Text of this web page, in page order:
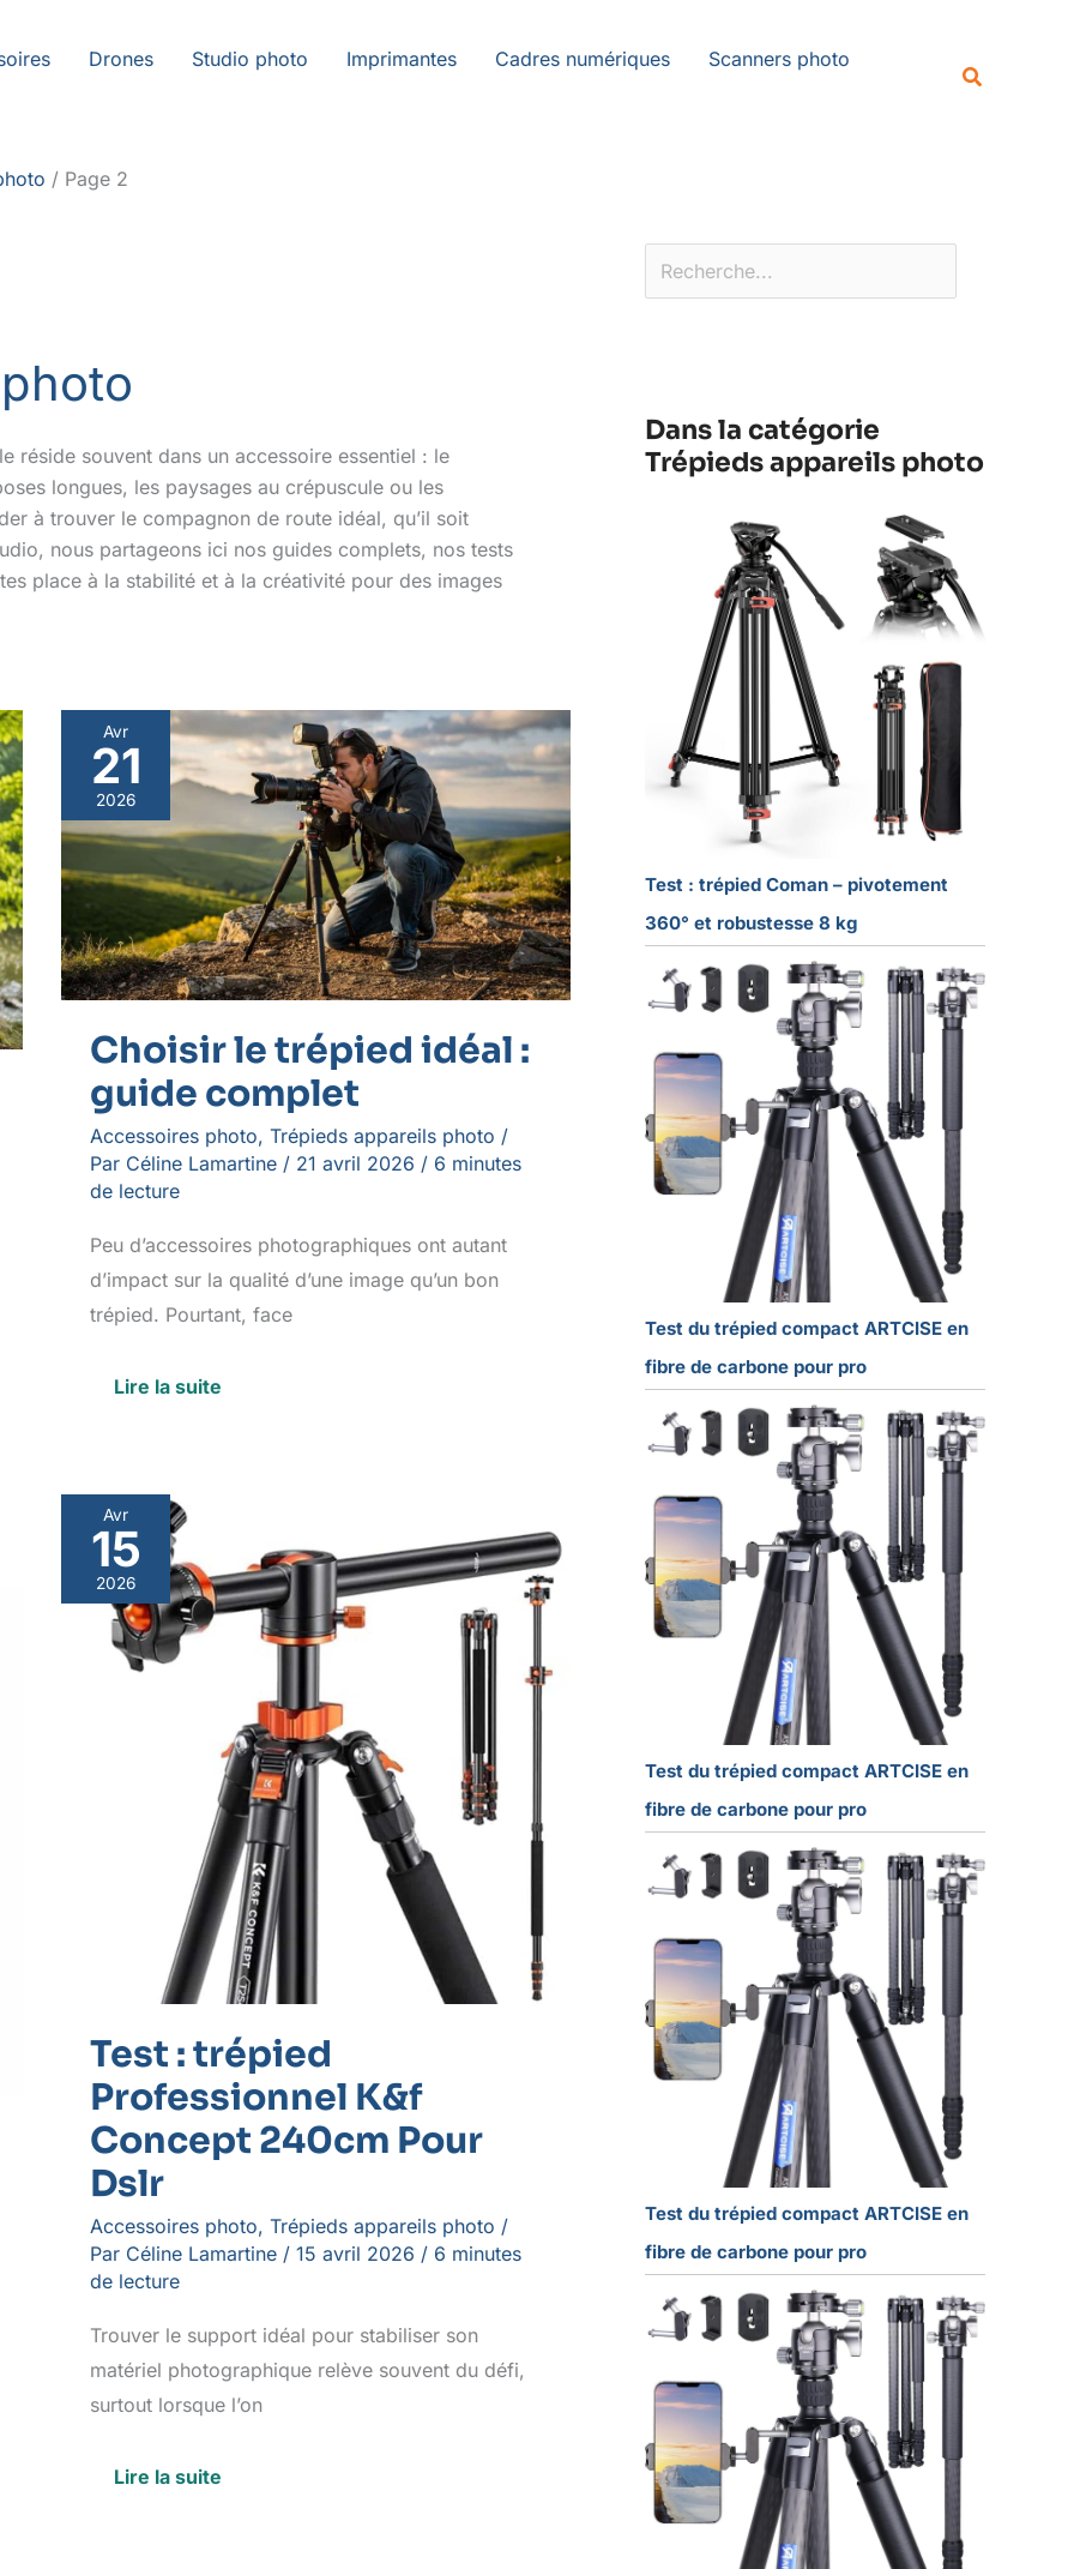
Drones Studio photo Imprimantes Cadres numériques
Scanners photo
Page 2
réside souvent dans un accessoire essentiel : le
longues, les paysages au crépuscule ou les
à trouver le compagnon de route idéal, qu’il soit
nous partageons ici nos guides complets, nos tests
place à la stabilité et à la créativité pour des images
Avr
21
2026
Choisir le trépied idéal :
guide complet
Accessoires photo, Trépieds appareils photo /
Par Céline Lamartine / 21 avril 2026 / 6 minutes
de lecture
Peu d’accessoires photographiques ont autant
d’impact sur la qualité d’une image qu’un bon
trépied. Pourtant, face
Choisir
le
trépied
idéal
guide
complet
Lire la suite
Avr
15
2026
Test : trépied
Professionnel K&f
Concept 240cm Pour
Dslr
Accessoires photo, Trépieds appareils photo /
Par Céline Lamartine / 15 avril 2026 / 6 minutes
de lecture
Trouver le support idéal pour stabiliser son
matériel photographique relève souvent du défi,
surtout lorsque l’on
Test
:
trépied
Professionnel
K&f
Concept
Lire la suite
Dans la catégorie
Trépieds appareils photo
Test : trépied Coman – pivotement
360° et robustesse 8 kg
Test du trépied compact ARTCISE en
fibre de carbone pour pro
Test du trépied compact ARTCISE en
fibre de carbone pour pro
Test du trépied compact ARTCISE en
fibre de carbone pour pro